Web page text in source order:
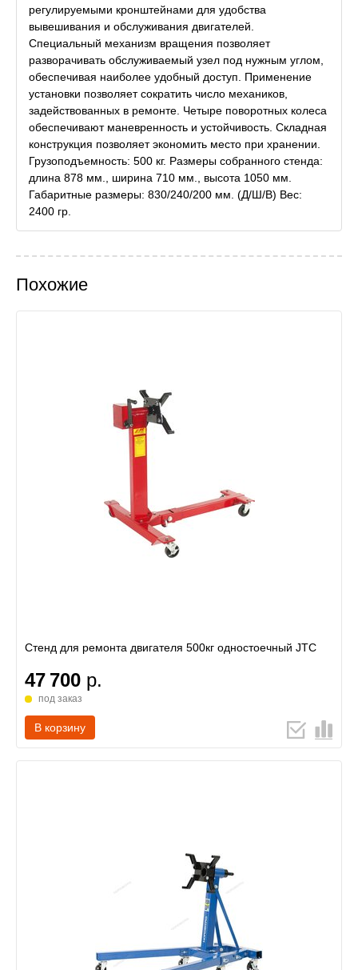
регулируемыми кронштейнами для удобства
вывешивания и обслуживания двигателей.
Специальный механизм вращения позволяет
разворачивать обслуживаемый узел под нужным углом,
обеспечивая наиболее удобный доступ. Применение
установки позволяет сократить число механиков,
задействованных в ремонте. Четыре поворотных колеса
обеспечивают маневренность и устойчивость. Складная
конструкция позволяет экономить место при хранении.
Грузоподъемность: 500 кг. Размеры собранного стенда:
длина 878 мм., ширина 710 мм., высота 1050 мм.
Габаритные размеры: 830/240/200 мм. (Д/Ш/В) Вес:
2400 гр.
Похожие
Стенд для ремонта двигателя 500кг одностоечный JTC
47 700 р.
под заказ
В корзину